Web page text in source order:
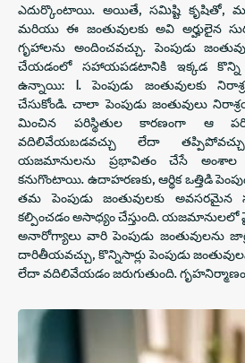
ఎదుర్కొంటాయి. అయితే, సమిష్టి కృషితో,
మరియు ఈ జంతువులకు అవి అర్హులైన
గృహాలను అందించవచ్చు. పెంపుడు
చేయడంలో సహాయపడటానికి ఇక్కడ కొన్ని
ఉన్నాయి: 1. పెంపుడు జంతువులకు
చేసుకోండి. చాలా పెంపుడు జంతువులు
మించిన పరిస్థితుల కారణంగా ఆ
వదిలివేయబడవచ్చు లేదా
యజమానులను ప్రభావితం చేసే అంశాల
కనుగొంటాయి. ఉదాహరణకు, ఆర్థిక ఒత్తిడి
తమ పెంపుడు జంతువులకు అవసరమైన
కల్పించడం అసాధ్యం చేస్తుంది. యజమానులలో
అనారోగ్యాలు వారి పెంపుడు జంతువులను
దారితీయవచ్చు, కొన్నిసార్లు పెంపుడు
లేదా వదిలివేయడం జరుగుతుంది.